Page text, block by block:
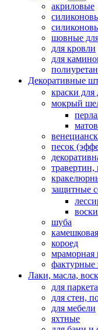
акриловые
шовные
для кровли
для
Декоративные
краски для
мокрый
песок
травертин,
защитные
воски
шуба
камешковая
короед
мраморная
фактурные
Лаки, масла,
для
для стен,
для мебели
яхтные